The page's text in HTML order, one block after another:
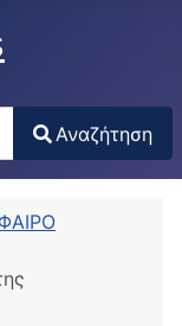
for results.
Αναζήτηση